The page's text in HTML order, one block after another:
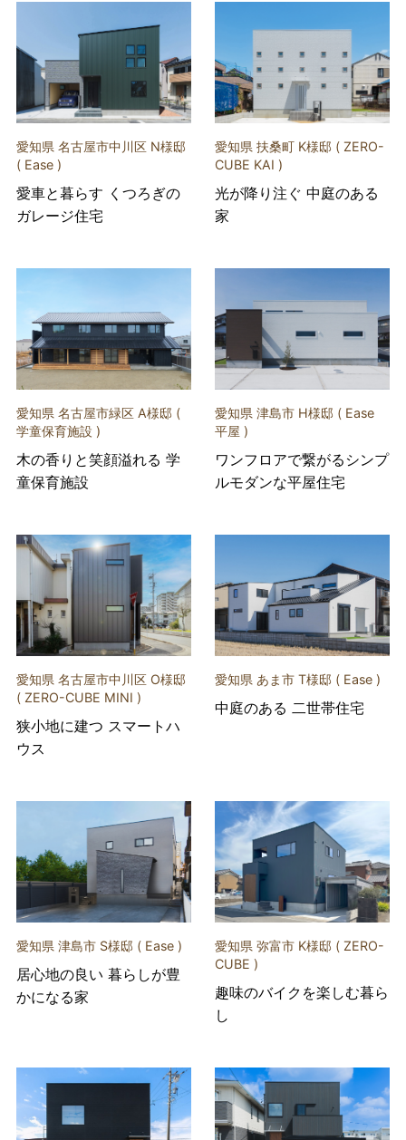
愛知県 名古屋市中川区 N様邸
( Ease )
愛車と暮らす くつろぎの
ガレージ住宅
愛知県 扶桑町 K様邸 ( ZERO-
CUBE KAI )
光が降り注ぐ 中庭のある
家
愛知県 名古屋市緑区 A様邸 (
学童保育施設 )
木の香りと笑顔溢れる 学
童保育施設
愛知県 津島市 H様邸 ( Ease
平屋 )
ワンフロアで繋がるシンプ
ルモダンな平屋住宅
愛知県 名古屋市中川区 O様邸
( ZERO-CUBE MINI )
狭小地に建つ スマートハ
ウス
愛知県 あま市 T様邸 ( Ease )
中庭のある 二世帯住宅
愛知県 津島市 S様邸 ( Ease )
居心地の良い 暮らしが豊
かになる家
愛知県 弥富市 K様邸 ( ZERO-
CUBE )
趣味のバイクを楽しむ暮ら
し